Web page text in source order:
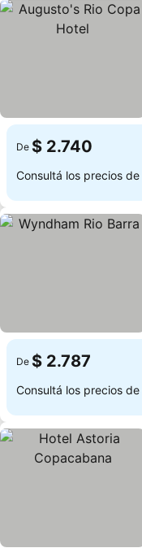
De $ 2.740
Consultá los precios de
De $ 2.787
Consultá los precios de